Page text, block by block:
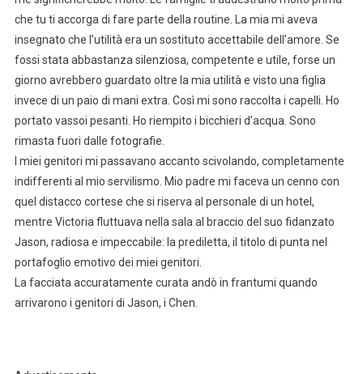
che tu ti accorga di fare parte della routine. La mia mi aveva
insegnato che l’utilità era un sostituto accettabile dell’amore. Se
fossi stata abbastanza silenziosa, competente e utile, forse un
giorno avrebbero guardato oltre la mia utilità e visto una figlia
invece di un paio di mani extra. Così mi sono raccolta i capelli. Ho
portato vassoi pesanti. Ho riempito i bicchieri d’acqua. Sono
rimasta fuori dalle fotografie.
I miei genitori mi passavano accanto scivolando, completamente
indifferenti al mio servilismo. Mio padre mi faceva un cenno con
quel distacco cortese che si riserva al personale di un hotel,
mentre Victoria fluttuava nella sala al braccio del suo fidanzato
Jason, radiosa e impeccabile: la prediletta, il titolo di punta nel
portafoglio emotivo dei miei genitori.
La facciata accuratamente curata andò in frantumi quando
arrivarono i genitori di Jason, i Chen.